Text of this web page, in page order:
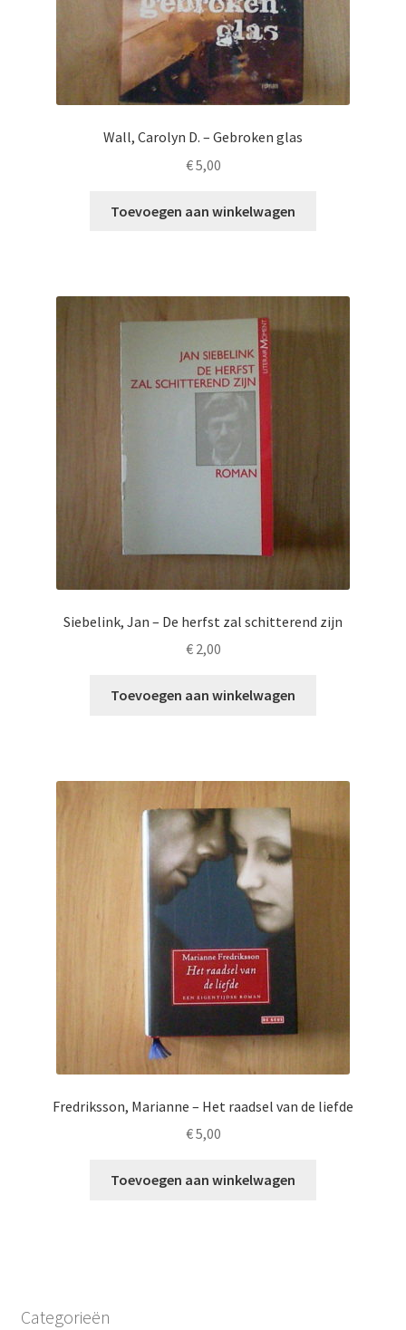
Wall, Carolyn D. – Gebroken glas
€5,00
Toevoegen aan winkelwagen
Siebelink, Jan – De herfst zal schitterend zijn
€2,00
Toevoegen aan winkelwagen
Fredriksson, Marianne – Het raadsel van de liefde
€5,00
Toevoegen aan winkelwagen
Categorieën